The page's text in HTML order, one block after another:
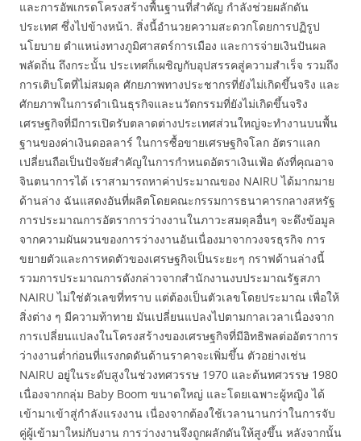
และการอัพเกรดโครงสร้างพื้นฐานที่สำคัญ กำลังช่วยผลักดัน
ประเทศ ซึ่งไปข้างหน้า. สิ่งนี้อำนวยความสะดวกโดยการปฏิรูป
นโยบาย ตำแหน่งทางภูมิศาสตร์การเมือง และการจ่ายเงินปันผล
พลัดถิ่น ถึงกระนั้น ประเทศก็เผชิญกับอุปสรรคสู่ความสำเร็จ รวมถึง
การเติบโตที่ไม่สมดุล ศักยภาพทางประชากรที่ยังไม่เกิดขึ้นจริง และ
ศักยภาพในการดำเนินธุรกิจและนวัตกรรมที่ยังไม่เกิดขึ้นจริง
เศรษฐกิจที่มีการเปิดรับตลาดต่างประเทศส่วนใหญ่จะทำงานบนพื้น
ฐานของค่าเงินดอลลาร์ ในการซื้อขายเศรษฐกิจโลก อัตราแลก
เปลี่ยนถือเป็นปัจจัยสำคัญในการกำหนดอัตราเงินเฟ้อ ดังที่คุณอาจ
จินตนาการได้ เราสามารถหาค่าประมาณของ NAIRU ได้มากมาย
ด้านล่าง ฉันแสดงอันที่ผลิตโดยคณะกรรมการธนาคารกลางสหรัฐ
การประมาณการอัตราการว่างงานในภาวะสมดุลอื่นๆ จะดึงข้อมูล
จากความผันผวนของการว่างงานอันเนื่องมาจากวงจรธุรกิจ การ
ขยายตัวและการหดตัวของเศรษฐกิจเป็นระยะๆ กราฟด้านล่างนี้
รวมการประมาณการดังกล่าวจากสำนักงานงบประมาณรัฐสภา
NAIRU ไม่ใช่ตัวเลขที่ทราบ แต่ต้องเป็นตัวเลขโดยประมาณ เพื่อให้
สิ่งต่าง ๆ มีความท้าทาย มันเปลี่ยนแปลงไปตามกาลเวลาเนื่องจาก
การเปลี่ยนแปลงในโครงสร้างของเศรษฐกิจที่มีอิทธิพลต่ออัตราการ
ว่างงานต่ำก่อนที่แรงกดดันด้านราคาจะเพิ่มขึ้น ตัวอย่างเช่น
NAIRU อยู่ในระดับสูงในช่วงทศวรรษ 1970 และต้นทศวรรษ 1980
เนื่องจากกลุ่ม Baby Boom ขนาดใหญ่ และโดยเฉพาะผู้หญิง ได้
เข้ามาเข้าสู่กำลังแรงงาน เนื่องจากต้องใช้เวลานานกว่าในการจับ
คู่ผู้เข้ามาใหม่กับงาน การว่างงานจึงถูกผลักดันให้สูงขึ้น หลังจากนั้น